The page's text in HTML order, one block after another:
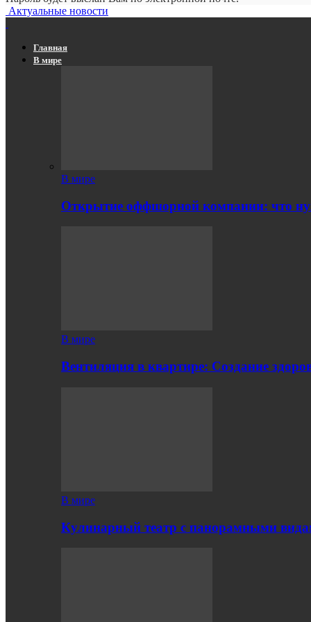
Актуальные новости
Главная
В мире
В мире
Открытие оффшорной компании: что
В мире
Вентиляция в квартире: Создание
В мире
Кулинарный театр с панорамными